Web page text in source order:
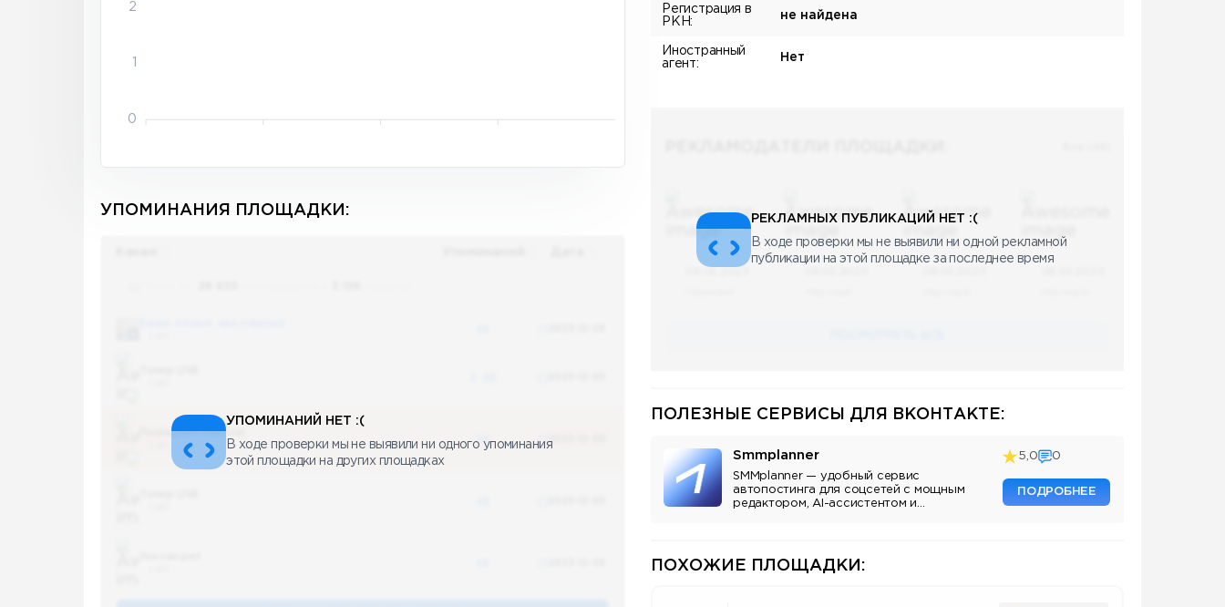
2
0
УПОМИНАНИЯ ПЛОЩАДКИ:
Последние новости
УПОМИНАНИЙ НЕТ :(
В ходе проверки мы не выявили ни одного упоминания
этой площадки на других площадках
Регистрация в
РКН:
не найдена
Иностранный
агент:
Нет
РЕКЛАМНЫХ ПУБЛИКАЦИЙ НЕТ :(
В ходе проверки мы не выявили ни одной рекламной
публикации на этой площадке за последнее время
ПОЛЕЗНЫЕ СЕРВИСЫ ДЛЯ ВКОНТАКТЕ:
Smmplanner
SMMplanner — удобный сервис
автопостинга для соцсетей с мощным
редактором, AI-ассистентом и
5,0 0
ПОДРОБНЕЕ
ПОХОЖИЕ ПЛОЩАДКИ: